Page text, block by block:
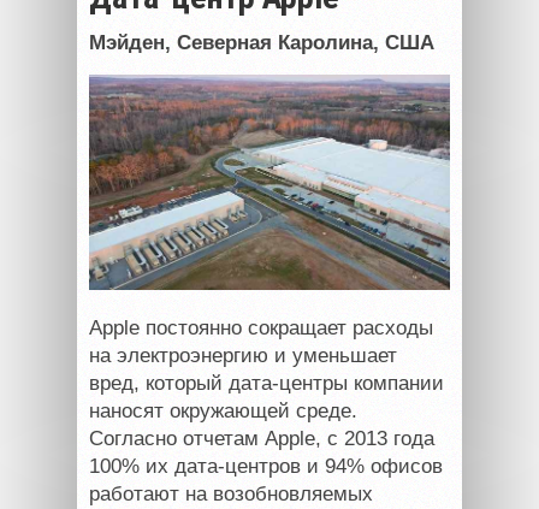
Мэйден, Северная Каролина, США
Apple постоянно сокращает расходы
на электроэнергию и уменьшает
вред, который дата-центры компании
наносят окружающей среде.
Согласно отчетам Apple, с 2013 года
100% их дата-центров и 94% офисов
работают на возобновляемых